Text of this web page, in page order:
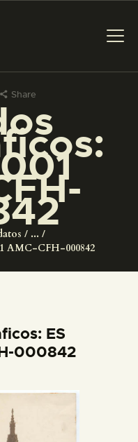
Share
...
AMC-CFH-000842
ES
000842